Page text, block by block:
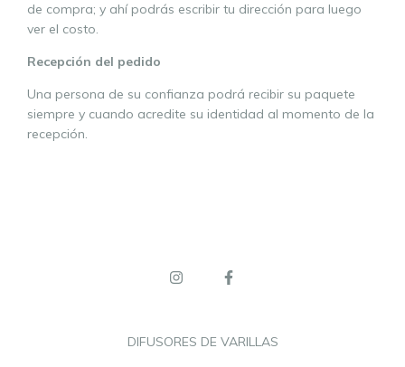
de compra; y ahí podrás escribir tu dirección para luego
ver el costo.
Recepción del pedido
Una persona de su confianza podrá recibir su paquete
siempre y cuando acredite su identidad al momento de la
recepción.
DIFUSORES DE VARILLAS